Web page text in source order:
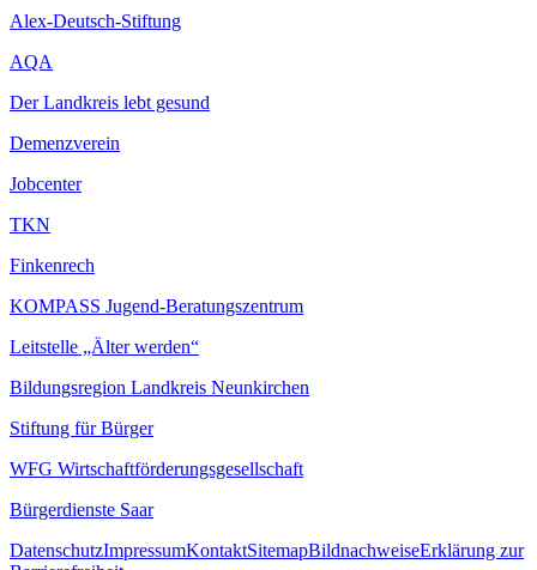
Alex-Deutsch-Stiftung
AQA
Der Landkreis lebt gesund
Demenzverein
Jobcenter
TKN
Finkenrech
KOMPASS Jugend-Beratungszentrum
Leitstelle „Älter werden“
Bildungsregion Landkreis Neunkirchen
Stiftung für Bürger
WFG Wirtschaftförderungsgesellschaft
Bürgerdienste Saar
DatenschutzImpressumKontaktSitemapBildnachweiseErklärung zur